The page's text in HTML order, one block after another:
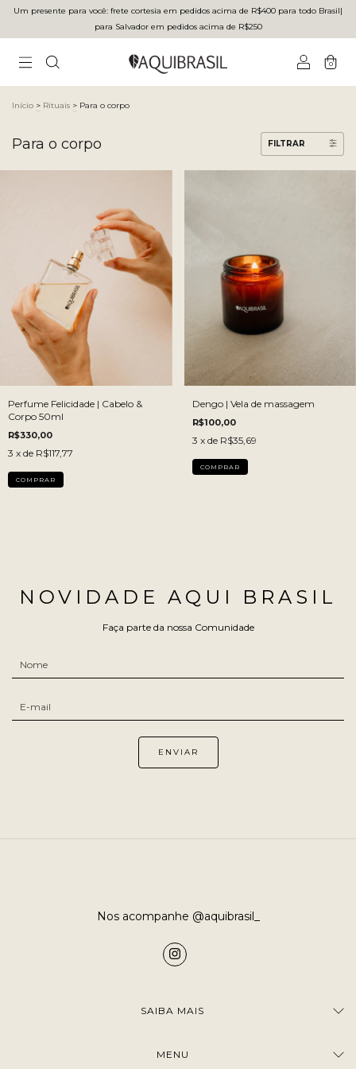
Um presente para você: frete cortesia em pedidos acima de R$400 para todo Brasilㅤ|ㅤ
para Salvador em pedidos acima de R$250
0
Início > Rituais > Para o corpo
Para o corpo FILTRAR
Perfume Felicidade | Cabelo &
Corpo 50ml
R$330,00
3 x de R$117,77
COMPRAR
Dengo | Vela de massagem
R$100,00
3 x de R$35,69
COMPRAR
NOVIDADE AQUI BRASIL
Faça parte da nossa Comunidade
Nos acompanhe @aquibrasil_
SAIBA MAIS
MENU